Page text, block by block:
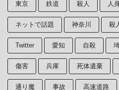
東京 鉄道 殺人 人
ネットで話題 神奈川 殺
Twitter 愛知 自殺
傷害 兵庫 死体遺棄
通り魔 事故 高速道路